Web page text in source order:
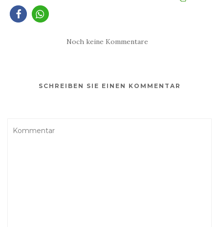
Noch keine Kommentare
SCHREIBEN SIE EINEN KOMMENTAR